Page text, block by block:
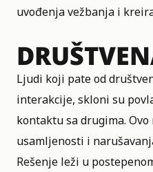
uvođenja vežbanja i
Ljudi koji pate od
interakcije, skloni su
kontaktu sa drugima. Ovo
usamljenosti i
Rešenje leži u